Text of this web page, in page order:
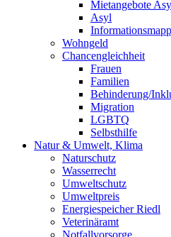
Mietangebote
Asyl
Wohngeld
Chancengleichheit
Frauen
Familien
Behinderung/
Migration
LGBTQ
Selbsthilfe
Natur & Umwelt, Klima
Naturschutz
Wasserrecht
Umweltschutz
Umweltpreis
Energiespeicher Riedl
Veterinäramt
Notfallvorsorge